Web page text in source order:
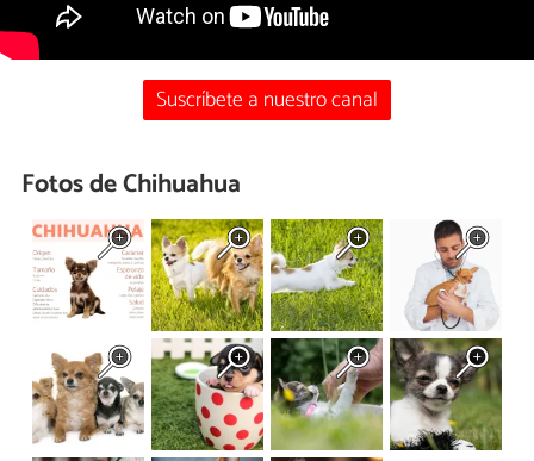
Suscríbete a nuestro canal
Fotos de Chihuahua